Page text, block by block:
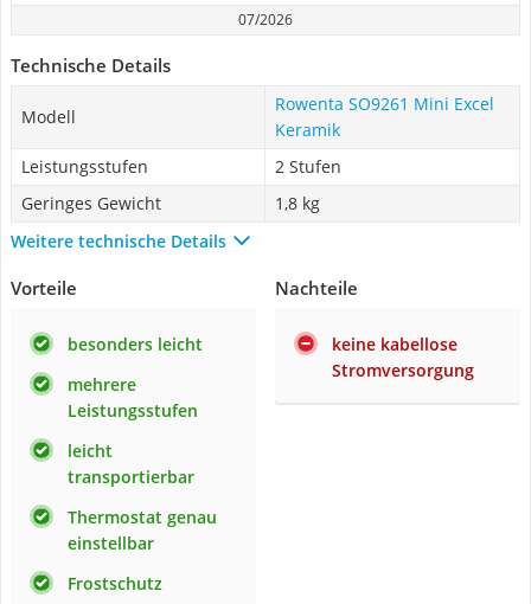
07/2026
Technische Details
Modell
Rowenta SO9261 Mini Excel
Keramik
Leistungsstufen
2 Stufen
Geringes Gewicht
1,8 kg
Weitere technische Details
Vorteile
besonders leicht
mehrere
Leistungsstufen
leicht
transportierbar
Thermostat genau
einstellbar
Frostschutz
Nachteile
keine kabellose
Stromversorgung